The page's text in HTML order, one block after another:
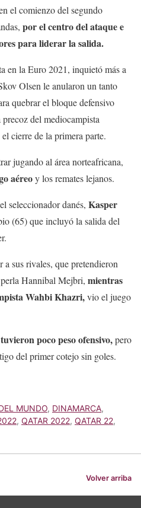
el comienzo del segundo
por el centro del ataque e
para liderar la salida.
en la Euro 2021, inquietó más a
Olsen le anularon un tanto
quebrar el bloque defensivo
del mediocampista
cierre de la primera parte.
jugando al área norteafricana,
aéreoy los remates lejanos.
seleccionador danés, Kasper
(65) que incluyó la salida del
sus rivales, que pretendieron
Hannibal Mejbri, mientras
Wahbi Khazri,vio el juego
poco peso ofensivo,pero
del primer cotejo sin goles.
MUNDO, DINAMARCA,
, QATAR 2022, QATAR 22,
Volver arriba